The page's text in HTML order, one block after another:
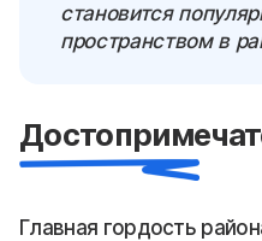
становится
пространством в
Главная гордость